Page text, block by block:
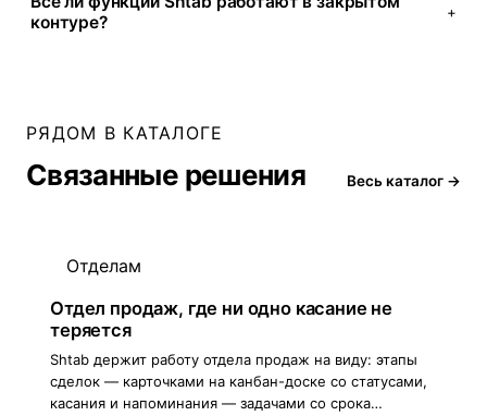
контуре?
+
РЯДОМ В КАТАЛОГЕ
Связанные решения Весь каталог →
Отделам
Отдел продаж, где ни одно касание не
теряется
Shtab держит работу отдела продаж на виду: этапы
сделок — карточками на канбан-доске со статусами,
касания и напоминания — задачами со срока…